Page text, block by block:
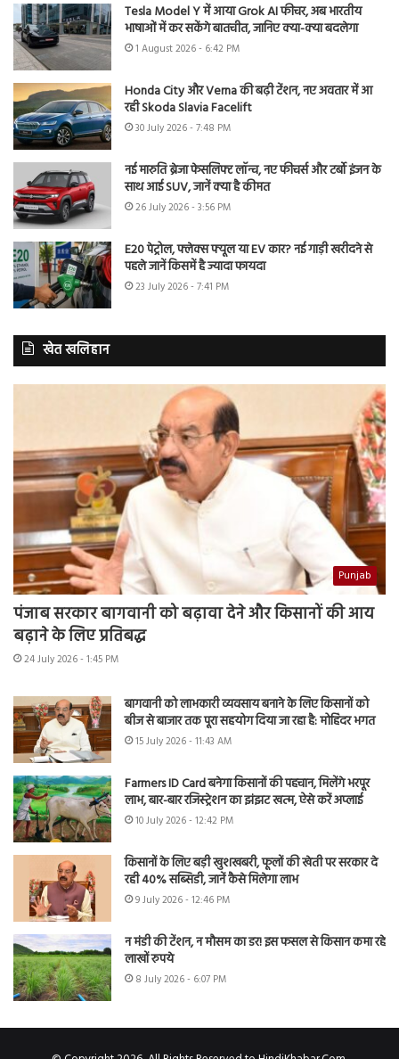
Tesla Model Y में आया Grok AI फीचर, अब भारतीय
भाषाओं में कर सकेंगे बातचीत, जानिए क्या-क्या बदलेगा
1 August 2026 - 6:42 PM
Honda City और Verna की बढ़ी टेंशन, नए अवतार में आ
रही Skoda Slavia Facelift
30 July 2026 - 7:48 PM
नई मारुति ब्रेजा फेसलिफ्ट लॉन्च, नए फीचर्स और टर्बो इंजन के
साथ आई SUV, जानें क्या है कीमत
26 July 2026 - 3:56 PM
E20 पेट्रोल, फ्लेक्स फ्यूल या EV कार? नई गाड़ी खरीदने से
पहले जानें किसमें है ज्यादा फायदा
23 July 2026 - 7:41 PM
खेत खलिहान
Punjab
पंजाब सरकार बागवानी को बढ़ावा देने और किसानों की आय
बढ़ाने के लिए प्रतिबद्ध
24 July 2026 - 1:45 PM
बागवानी को लाभकारी व्यवसाय बनाने के लिए किसानों को
बीज से बाजार तक पूरा सहयोग दिया जा रहा है: मोहिंदर भगत
15 July 2026 - 11:43 AM
Farmers ID Card बनेगा किसानों की पहचान, मिलेंगे भरपूर
लाभ, बार-बार रजिस्ट्रेशन का झंझट खत्म, ऐसे करें अप्लाई
10 July 2026 - 12:42 PM
किसानों के लिए बड़ी खुशखबरी, फूलों की खेती पर सरकार दे
रही 40% सब्सिडी, जानें कैसे मिलेगा लाभ
9 July 2026 - 12:46 PM
न मंडी की टेंशन, न मौसम का डर! इस फसल से किसान कमा रहे
लाखों रुपये
8 July 2026 - 6:07 PM